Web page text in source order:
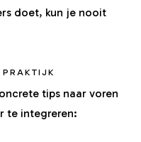
doet, kun je nooit
tips naar voren
te integreren: